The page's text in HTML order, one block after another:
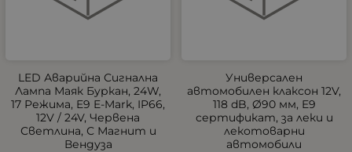
LED Аварийна Сигнална
Лампа Маяк Буркан, 24W,
17 Режима, E9 E-Mark, IP66,
12V / 24V, Червена
Светлина, С Магнит и
Вендуза
Универсален
автомобилен клаксон 12V,
118 dB, Ø90 мм, E9
сертификат, за леки и
лекотоварни
автомобили